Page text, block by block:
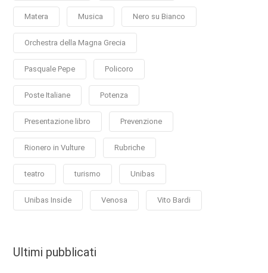
Matera Musica Nero su Bianco
Orchestra della Magna Grecia
Pasquale Pepe Policoro
Poste Italiane Potenza
Presentazione libro Prevenzione
Rionero in Vulture Rubriche
teatro turismo Unibas
Unibas Inside Venosa Vito Bardi
Ultimi pubblicati